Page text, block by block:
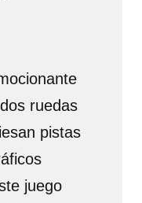
ruedas
pistas
juego